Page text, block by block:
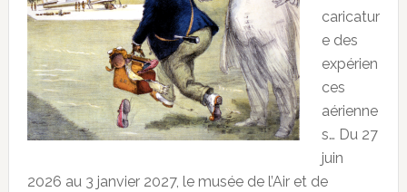
caricatur
e des
expérien
ces
aérienne
s… Du 27
juin
2026 au 3 janvier 2027, le musée de l’Air et de